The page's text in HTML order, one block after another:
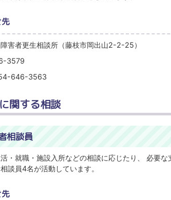
害者更生相談所（藤枝市岡出山2-2-25）
3579
646-3563
関する相談
相談員
・就職・施設入所などの相談に応じたり、 必要
談員4名が活動しています。